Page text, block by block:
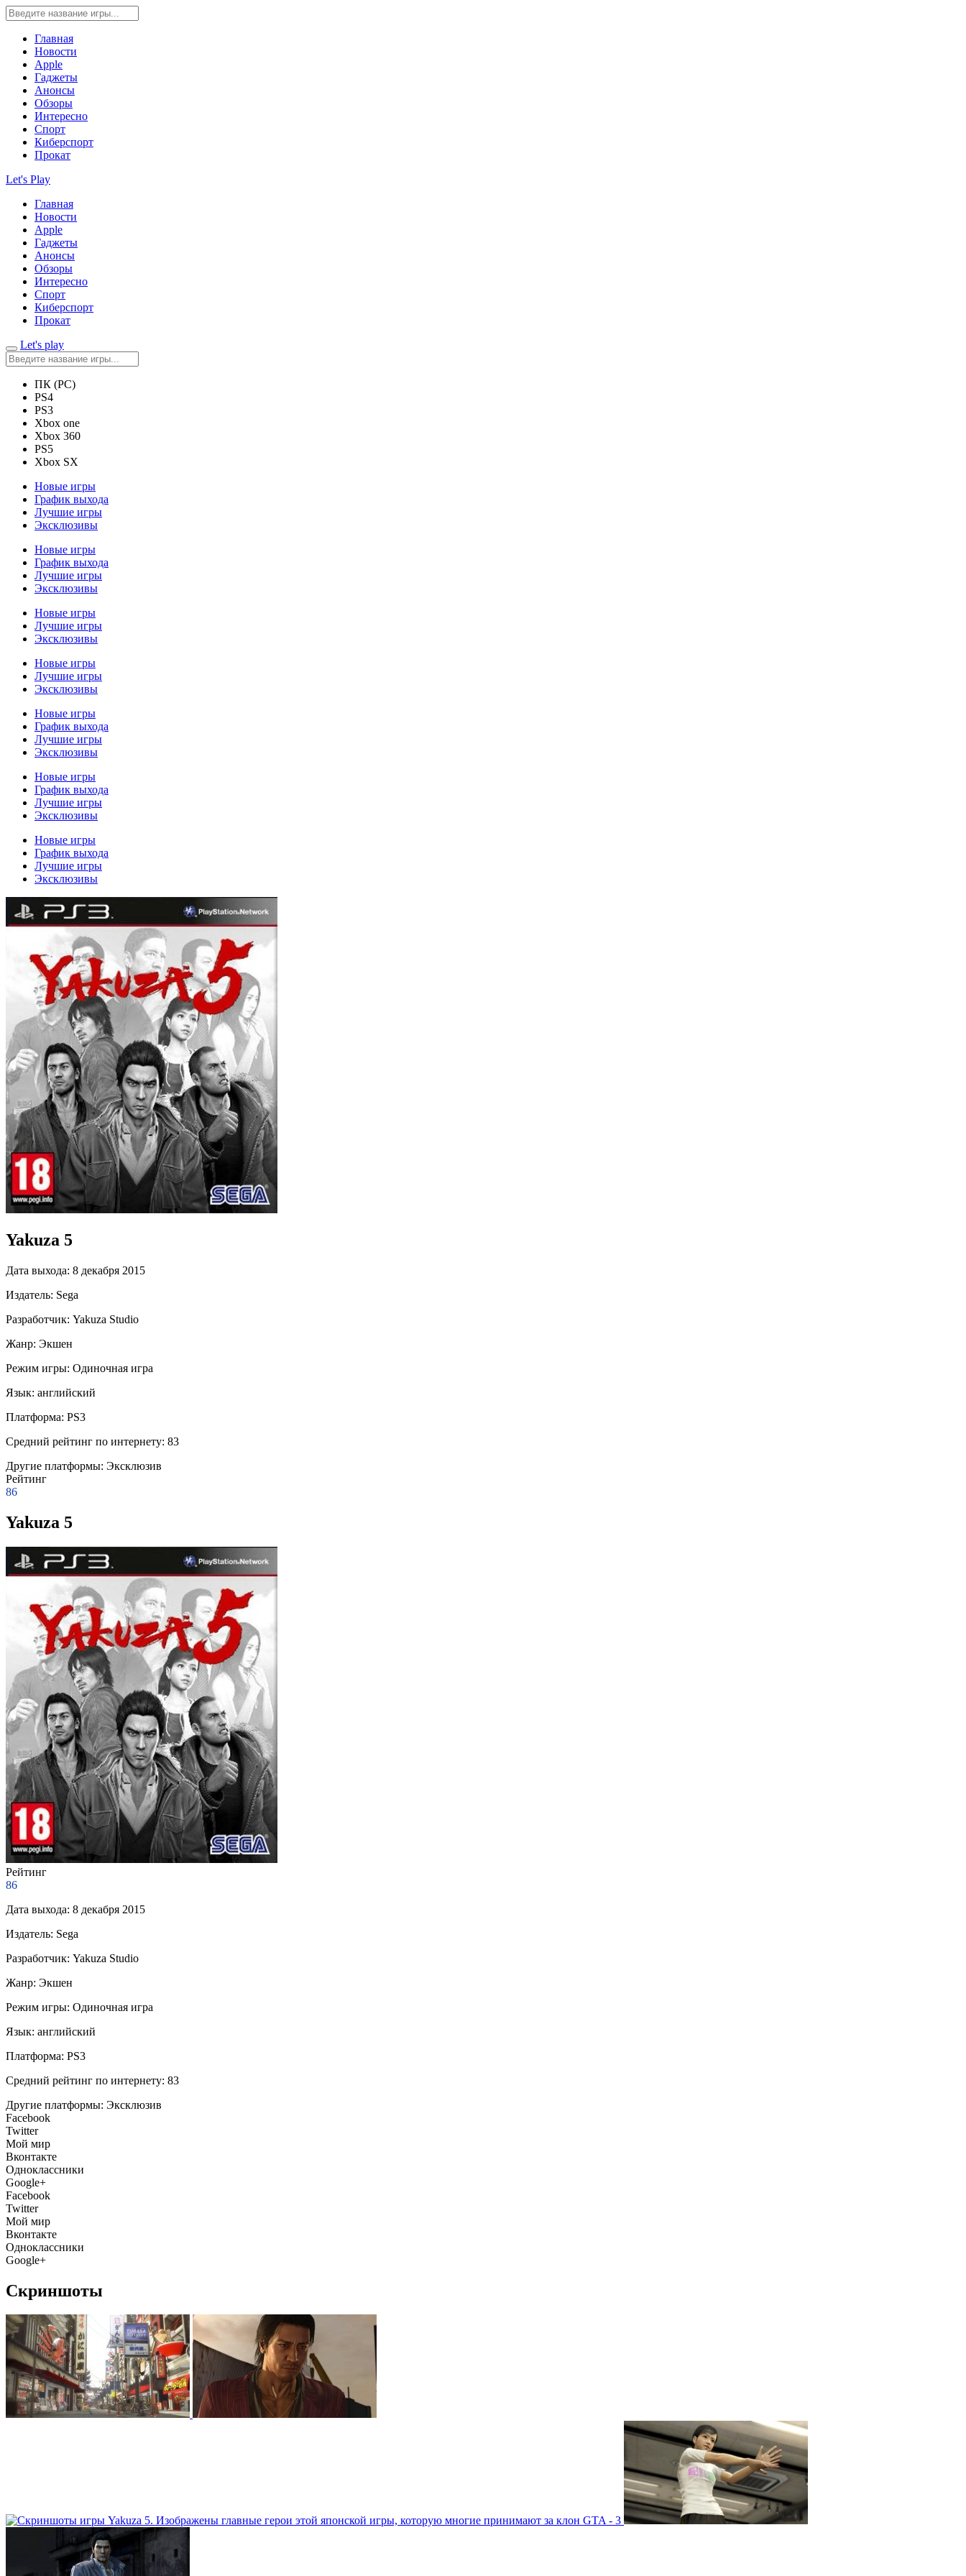
Главная
Новости
Apple
Гаджеты
Анонсы
Обзоры
Интересно
Спорт
Киберспорт
Прокат
Let's Play
Главная
Новости
Apple
Гаджеты
Анонсы
Обзоры
Интересно
Спорт
Киберспорт
Прокат
Let's play
ПК (PC)
PS4
PS3
Xbox one
Xbox 360
PS5
Xbox SX
Новые игры
График выхода
Лучшие игры
Эксклюзивы
Новые игры
График выхода
Лучшие игры
Эксклюзивы
Новые игры
Лучшие игры
Эксклюзивы
Новые игры
Лучшие игры
Эксклюзивы
Новые игры
График выхода
Лучшие игры
Эксклюзивы
Новые игры
График выхода
Лучшие игры
Эксклюзивы
Новые игры
График выхода
Лучшие игры
Эксклюзивы
Yakuza 5
Дата выхода: 8 декабря 2015
Издатель: Sega
Разработчик: Yakuza Studio
Жанр: Экшен
Режим игры: Одиночная игра
Язык: английский
Платформа: PS3
Средний рейтинг по интернету: 83
Другие платформы: Эксклюзив
Рейтинг
86
Yakuza 5
Рейтинг
86
Дата выхода: 8 декабря 2015
Издатель: Sega
Разработчик: Yakuza Studio
Жанр: Экшен
Режим игры: Одиночная игра
Язык: английский
Платформа: PS3
Средний рейтинг по интернету: 83
Другие платформы: Эксклюзив
Facebook
Twitter
Мой мир
Вконтакте
Одноклассники
Google+
Facebook
Twitter
Мой мир
Вконтакте
Одноклассники
Google+
Скриншоты